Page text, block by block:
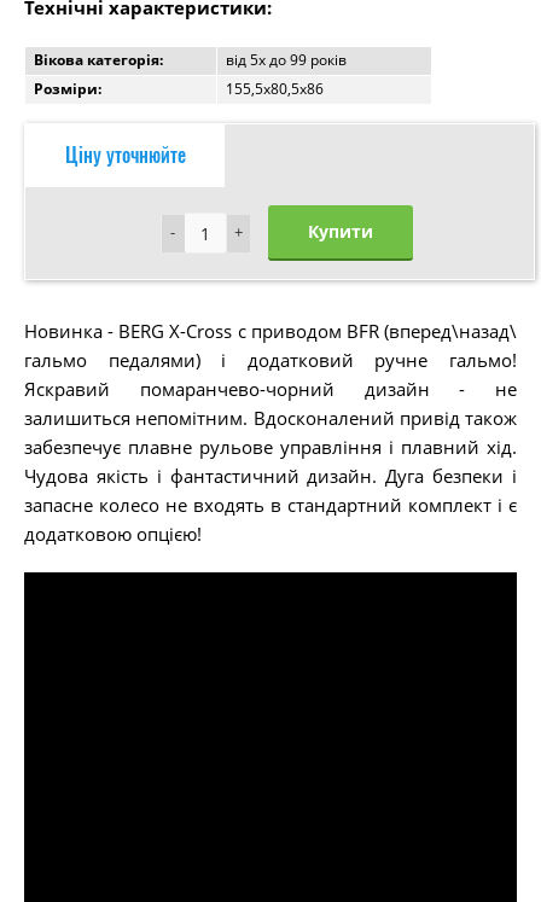
Технічні характеристики:
Вікова категорія:
від 5х до 99 років
Розміри:
155,5х80,5х86
Ціну уточнюйте
+
- +
- Купити
Новинка - BERG X-Cross c приводом BFR (вперед\назад\
гальмо педалями) і додатковий ручне гальмо!
Яскравий помаранчево-чорний дизайн - не
залишиться непомітним. Вдосконалений привід також
забезпечує плавне рульове управління і плавний хід.
Чудова якість і фантастичний дизайн. Дуга безпеки і
запасне колесо не входять в стандартний комплект і є
додатковою опцією!